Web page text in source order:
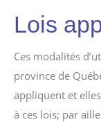
Lois
Ces modalités
province de
appliquent et
à ces lois; par